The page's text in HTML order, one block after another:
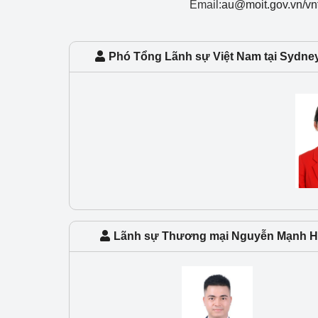
Công Thương -
Chuyển đổi số
Lịch sử phát triển
Bản tin Thị trường
Phát triển nguồn
Phát triển bền vững
Tổ chức kiểm định
Văn hóa ngành
Tái cơ cấu ngành
Quản lý thị trường
Sử dụng năng
Email:au@moit.gov.vn/
Phó Tổng Lãnh sự Việt Nam tại
Lãnh sự Thương mại Nguyễn Mạnh